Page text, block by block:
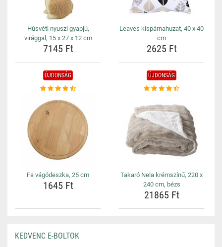
Húsvéti nyuszi gyapjú,
virággal, 15 x 27 x 12 cm
7145 Ft
Leaves kispárnahuzat, 40 x 40
cm
2625 Ft
ÚJDONSÁG
Fa vágódeszka, 25 cm
1645 Ft
ÚJDONSÁG
Takaró Nela krémszínű, 220 x
240 cm, bézs
21865 Ft
KEDVENC E-BOLTOK